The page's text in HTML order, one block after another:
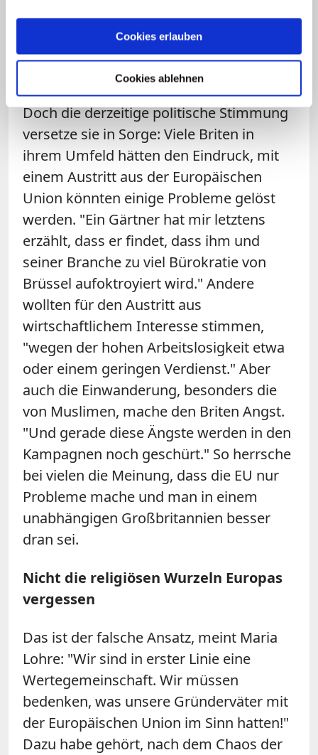
Cookies erlauben
Cookies ablehnen
Am 23. Juni können die Briten über den Verbleib in
der Europäischen Union abstimmen. Was die
Folgen eines Austrittes wären, ist noch nicht
abzusehen.
Doch die derzeitige politische Stimmung
versetze sie in Sorge: Viele Briten in
ihrem Umfeld hätten den Eindruck, mit
einem Austritt aus der Europäischen
Union könnten einige Probleme gelöst
werden. "Ein Gärtner hat mir letztens
erzählt, dass er findet, dass ihm und
seiner Branche zu viel Bürokratie von
Brüssel aufoktroyiert wird." Andere
wollten für den Austritt aus
wirtschaftlichem Interesse stimmen,
"wegen der hohen Arbeitslosigkeit etwa
oder einem geringen Verdienst." Aber
auch die Einwanderung, besonders die
von Muslimen, mache den Briten Angst.
"Und gerade diese Ängste werden in den
Kampagnen noch geschürt." So herrsche
bei vielen die Meinung, dass die EU nur
Probleme mache und man in einem
unabhängigen Großbritannien besser
dran sei.
Nicht die religiösen Wurzeln Europas
vergessen
Das ist der falsche Ansatz, meint Maria
Lohre: "Wir sind in erster Linie eine
Wertegemeinschaft. Wir müssen
bedenken, was unsere Gründerväter mit
der Europäischen Union im Sinn hatten!"
Dazu habe gehört, nach dem Chaos der